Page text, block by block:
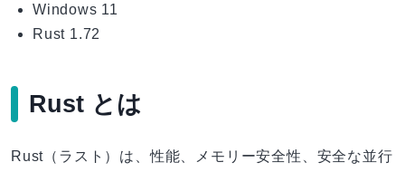
Windows 11
Rust 1.72
Rust とは
Rust（ラスト）は、性能、メモリー安全性、安全な並行